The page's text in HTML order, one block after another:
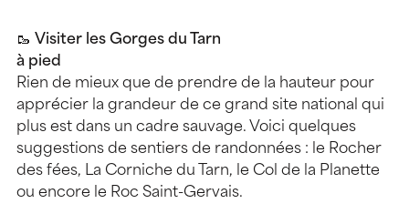
🥾 Visiter les Gorges du Tarn
à pied
Rien de mieux que de prendre de la hauteur pour
apprécier la grandeur de ce grand site national qui
plus est dans un cadre sauvage. Voici quelques
suggestions de sentiers de randonnées : le Rocher
des fées, La Corniche du Tarn, le Col de la Planette
ou encore le Roc Saint-Gervais.